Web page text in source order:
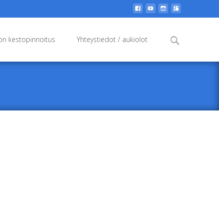
kestopinnoitus Yhteystiedot / aukiolot
Search